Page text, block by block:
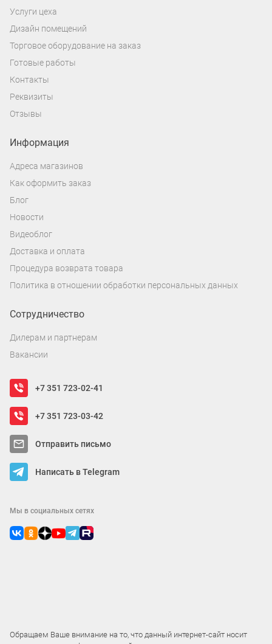
Услуги цеха
Дизайн помещений
Торговое оборудование на заказ
Готовые работы
Контакты
Реквизиты
Отзывы
Информация
Адреса магазинов
Как оформить заказ
Блог
Новости
Видеоблог
Доставка и оплата
Процедура возврата товара
Политика в отношении обработки персональных данных
Сотрудничество
Дилерам и партнерам
Вакансии
+7 351 723-02-41
+7 351 723-03-42
Отправить письмо
Написать в Telegram
Мы в социальных сетях
Обращаем Ваше внимание на то, что данный интернет-сайт носит